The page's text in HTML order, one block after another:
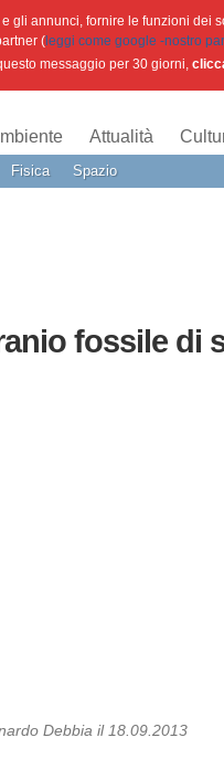
Attualità
Fisica Spazio
fossile di
Debbia il 18.09.2013
gli annunci, fornire le funzioni
( leggi come google -nostro
messaggio per 30 giorni,